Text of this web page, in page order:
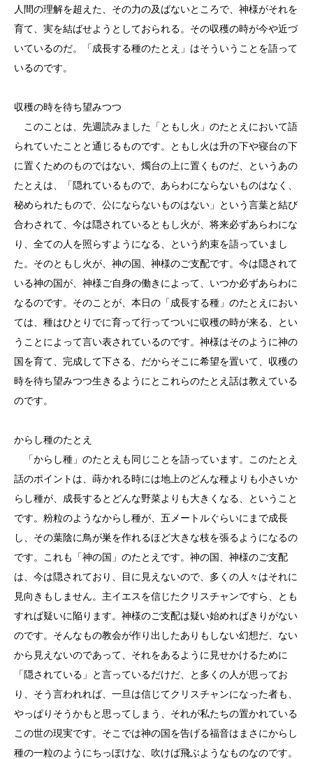
人間の理解を超えた、その力の及ばないところで、神様がそれを
育て、実を結ばせようとしておられる。その収穫の時が今や近づ
いているのだ。「成長する種のたとえ」はそういうことを語って
いるのです。
収穫の時を待ち望みつつ
このことは、先週読みました「ともし火」のたとえにおいて語
られていたことと通じるものです。ともし火は升の下や寝台の下
に置くためのものではない、燭台の上に置くものだ、というあの
たとえは、「隠れているもので、あらわにならないものはなく、
秘められたもので、公にならないものはない」という言葉と結び
合わされて、今は隠されているともし火が、将来必ずあらわにな
り、全ての人を照らすようになる、という約束を語っていまし
た。そのともし火が、神の国、神様のご支配です。今は隠されて
いる神の国が、神様ご自身の働きによって、いつか必ずあらわに
なるのです。そのことが、本日の「成長する種」のたとえにおい
ては、種はひとりでに育って行ってついに収穫の時が来る、とい
うことによって言い表されているのです。神様はそのように神の
国を育て、完成して下さる、だからそこに希望を置いて、収穫の
時を待ち望みつつ生きるようにとこれらのたとえ話は教えている
のです。
からし種のたとえ
「からし種」のたとえも同じことを語っています。このたとえ
話のポイントは、蒔かれる時には地上のどんな種よりも小さいか
らし種が、成長するとどんな野菜よりも大きくなる、ということ
です。粉粒のようなからし種が、五メートルぐらいにまで成長
し、その葉陰に鳥が巣を作れるほど大きな枝を張るようになるの
です。これも「神の国」のたとえです。神の国、神様のご支配
は、今は隠されており、目に見えないので、多くの人々はそれに
見向きもしません。主イエスを信じたクリスチャンですら、とも
すれば疑いに陥ります。神様のご支配は疑い始めればきりがない
のです。そんなもの教会が作り出したありもしない幻想だ、ない
から見えないのであって、それをあるように見せかけるために
「隠されている」と言っているだけだ、と多くの人が思ってお
り、そう言われれば、一旦は信じてクリスチャンになった者も、
やっぱりそうかもと思ってしまう、それが私たちの置かれている
この世の現実です。そこでは神の国を告げる福音はまさにからし
種の一粒のようにちっぽけな、吹けば飛ぶようなものなのです。